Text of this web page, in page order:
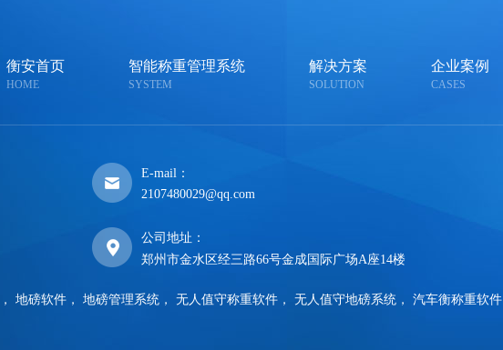
衡安首页
HOME
智能称重管理系统
SYSTEM
解决方案
SOLUTION
企业案例
CASES
E-mail：
2107480029@qq.com
公司地址：
郑州市金水区经三路66号金成国际广场A座14楼
， 地磅软件 ， 地磅管理系统 ， 无人值守称重软件 ， 无人值守地磅系统 ， 汽车衡称重软件